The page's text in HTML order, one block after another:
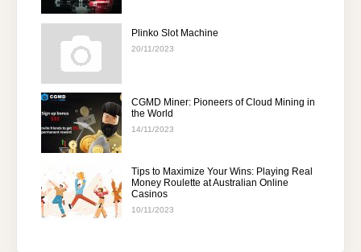
Plinko Slot Machine
20/11/2023
CGMD Miner: Pioneers of Cloud Mining in
the World
14/11/2023
Tips to Maximize Your Wins: Playing Real
Money Roulette at Australian Online
Casinos
10/11/2023